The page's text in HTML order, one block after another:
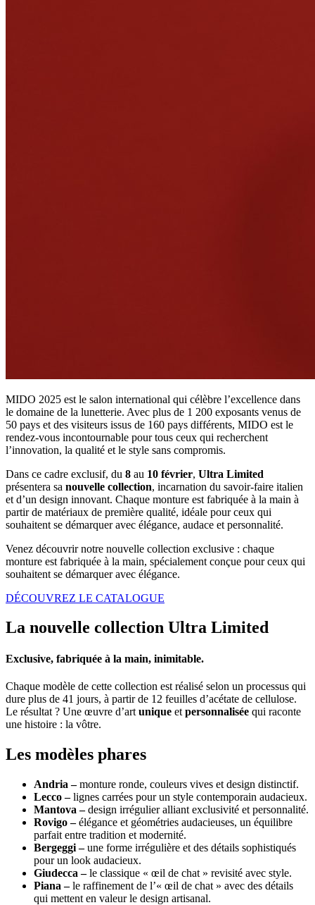
MIDO 2025 est le salon international qui célèbre l’excellence dans
le domaine de la lunetterie. Avec plus de 1 200 exposants venus de
50 pays et des visiteurs issus de 160 pays différents, MIDO est le
rendez-vous incontournable pour tous ceux qui recherchent
l’innovation, la qualité et le style sans compromis.
Dans ce cadre exclusif, du 8 au 10 février, Ultra Limited
présentera sa nouvelle collection, incarnation du savoir-faire italien
et d’un design innovant. Chaque monture est fabriquée à la main à
partir de matériaux de première qualité, idéale pour ceux qui
souhaitent se démarquer avec élégance, audace et personnalité.
Venez découvrir notre nouvelle collection exclusive : chaque
monture est fabriquée à la main, spécialement conçue pour ceux qui
souhaitent se démarquer avec élégance.
DÉCOUVREZ LE CATALOGUE
La nouvelle collection Ultra Limited
Exclusive, fabriquée à la main, inimitable.
Chaque modèle de cette collection est réalisé selon un processus qui
dure plus de 41 jours, à partir de 12 feuilles d’acétate de cellulose.
Le résultat ? Une œuvre d’art unique et personnalisée qui raconte
une histoire : la vôtre.
Les modèles phares
Andria –monture ronde, couleurs vives et design distinctif.
Lecco –lignes carrées pour un style contemporain audacieux.
Mantova –design irrégulier alliant exclusivité et personnalité.
Rovigo –élégance et géométries audacieuses, un équilibre
parfait entre tradition et modernité.
Bergeggi –une forme irrégulière et des détails sophistiqués
pour un look audacieux.
Giudecca –le classique « œil de chat » revisité avec style.
Piana –le raffinement de l’« œil de chat » avec des détails
qui mettent en valeur le design artisanal.